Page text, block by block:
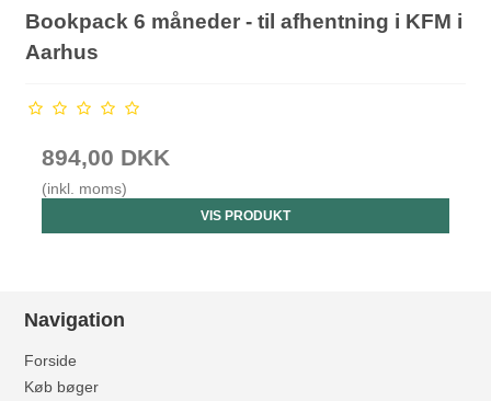
Bookpack 6 måneder - til afhentning i KFM i
Aarhus
894,00 DKK
(inkl. moms)
VIS PRODUKT
Navigation
Forside
Køb bøger